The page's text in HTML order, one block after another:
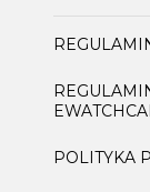
POLITYKA